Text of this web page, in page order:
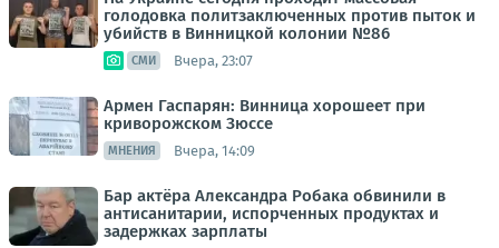
голодовка политзаключенных против пыток и
убийств в Винницкой колонии №86
СМИ Вчера, 23:07
Армен Гаспарян: Винница хорошеет при
криворожском Зюссе
МНЕНИЯ Вчера, 14:09
Бар актёра Александра Робака обвинили в
антисанитарии, испорченных продуктах и
задержках зарплаты